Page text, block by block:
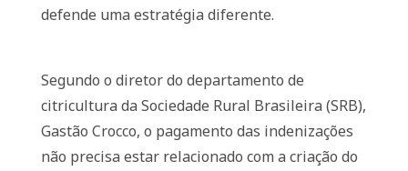
defende uma estratégia diferente.
Segundo o diretor do departamento de
citricultura da Sociedade Rural Brasileira (SRB),
Gastão Crocco, o pagamento das indenizações
não precisa estar relacionado com a criação do